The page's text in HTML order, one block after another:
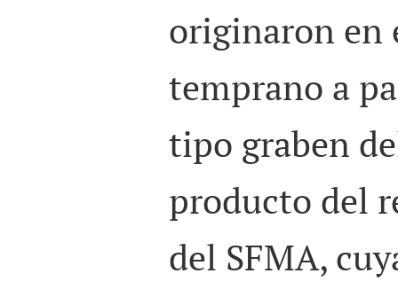
originaron en
temprano a
tipo graben
producto del
del SFMA,